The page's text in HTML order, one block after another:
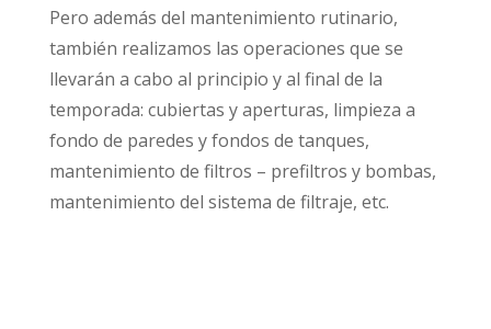
Pero además del mantenimiento rutinario,
también realizamos las operaciones que se
llevarán a cabo al principio y al final de la
temporada: cubiertas y aperturas, limpieza a
fondo de paredes y fondos de tanques,
mantenimiento de filtros – prefiltros y bombas,
mantenimiento del sistema de filtraje, etc.